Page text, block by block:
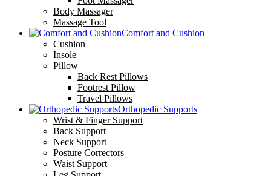
Body Massager
Massage Tool
Comfort and Cushion
Cushion
Insole
Pillow
Back Rest Pillows
Footrest Pillow
Travel Pillows
Orthopedic Supports
Wrist & Finger Support
Back Support
Neck Support
Posture Correctors
Waist Support